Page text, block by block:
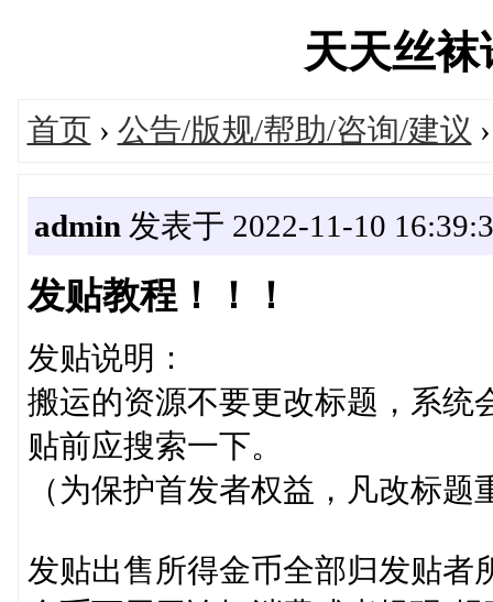
天天丝
首页 › 公告/版规/帮助/咨询/建议
admin 发表于 2022-11-10
发贴教程！！！
发贴说明：
搬运的资源不要更改标题，系统
贴前应搜索一下。
（为保护首发者权益，凡改标
发贴出售所得金币全部归发贴者